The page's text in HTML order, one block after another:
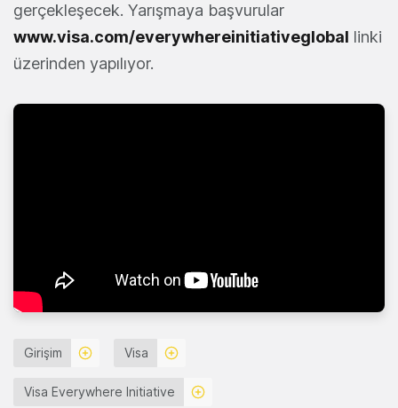
gerçekleşecek. Yarışmaya başvurular
www.visa.com/everywhereinitiativeglobal linki
üzerinden yapılıyor.
Girişim Visa
Visa Everywhere Initiative